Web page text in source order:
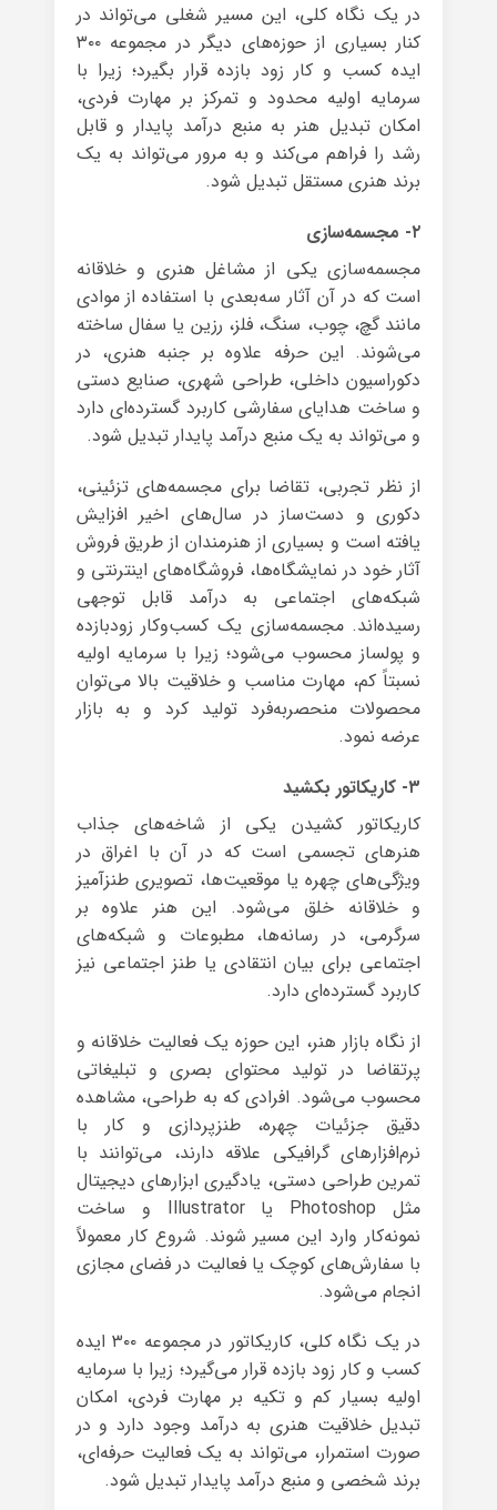
در یک نگاه کلی، این مسیر شغلی می‌تواند در
کنار بسیاری از حوزه‌های دیگر در مجموعه ۳۰۰
ایده کسب و کار زود بازده قرار بگیرد؛ زیرا با
سرمایه اولیه محدود و تمرکز بر مهارت فردی،
امکان تبدیل هنر به منبع درآمد پایدار و قابل
رشد را فراهم می‌کند و به مرور می‌تواند به یک
برند هنری مستقل تبدیل شود.
۲- مجسمه‌سازی
مجسمه‌سازی یکی از مشاغل هنری و خلاقانه
است که در آن آثار سه‌بعدی با استفاده از موادی
مانند گچ، چوب، سنگ، فلز، رزین یا سفال ساخته
می‌شوند. این حرفه علاوه بر جنبه هنری، در
دکوراسیون داخلی، طراحی شهری، صنایع دستی
و ساخت هدایای سفارشی کاربرد گسترده‌ای دارد
و می‌تواند به یک منبع درآمد پایدار تبدیل شود.
از نظر تجربی، تقاضا برای مجسمه‌های تزئینی،
دکوری و دست‌ساز در سال‌های اخیر افزایش
یافته است و بسیاری از هنرمندان از طریق فروش
آثار خود در نمایشگاه‌ها، فروشگاه‌های اینترنتی و
شبکه‌های اجتماعی به درآمد قابل توجهی
رسیده‌اند. مجسمه‌سازی یک کسب‌وکار زودبازده
و پولساز محسوب می‌شود؛ زیرا با سرمایه اولیه
نسبتاً کم، مهارت مناسب و خلاقیت بالا می‌توان
محصولات منحصربه‌فرد تولید کرد و به بازار
عرضه نمود.
۳- کاریکاتور بکشید
کاریکاتور کشیدن یکی از شاخه‌های جذاب
هنرهای تجسمی است که در آن با اغراق در
ویژگی‌های چهره یا موقعیت‌ها، تصویری طنزآمیز
و خلاقانه خلق می‌شود. این هنر علاوه بر
سرگرمی، در رسانه‌ها، مطبوعات و شبکه‌های
اجتماعی برای بیان انتقادی یا طنز اجتماعی نیز
کاربرد گسترده‌ای دارد.
از نگاه بازار هنر، این حوزه یک فعالیت خلاقانه و
پرتقاضا در تولید محتوای بصری و تبلیغاتی
محسوب می‌شود. افرادی که به طراحی، مشاهده
دقیق جزئیات چهره، طنزپردازی و کار با
نرم‌افزارهای گرافیکی علاقه دارند، می‌توانند با
تمرین طراحی دستی، یادگیری ابزارهای دیجیتال
مثل Photoshop یا Illustrator و ساخت
نمونه‌کار وارد این مسیر شوند. شروع کار معمولاً
با سفارش‌های کوچک یا فعالیت در فضای مجازی
انجام می‌شود.
در یک نگاه کلی، کاریکاتور در مجموعه ۳۰۰ ایده
کسب و کار زود بازده قرار می‌گیرد؛ زیرا با سرمایه
اولیه بسیار کم و تکیه بر مهارت فردی، امکان
تبدیل خلاقیت هنری به درآمد وجود دارد و در
صورت استمرار، می‌تواند به یک فعالیت حرفه‌ای،
برند شخصی و منبع درآمد پایدار تبدیل شود.